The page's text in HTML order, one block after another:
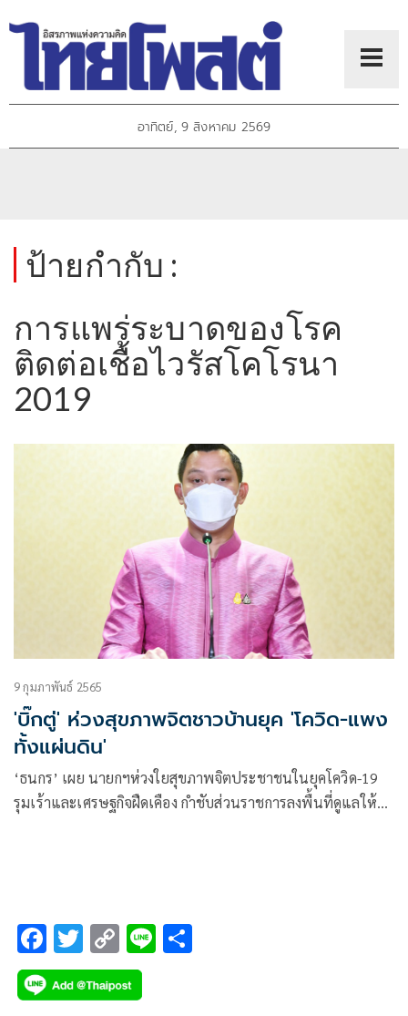
อาทิตย์, 9 สิงหาคม 2569
ป้ายกำกับ :
การแพร่ระบาดของโรค
ติดต่อเชื้อไวรัสโคโรนา
2019
9 กุมภาพันธ์ 2565
'บิ๊กตู่' ห่วงสุขภาพจิตชาวบ้านยุค 'โควิด-แพง
ทั้งแผ่นดิน'
‘ธนกร’ เผย นายกฯห่วงใยสุขภาพจิตประชาชนในยุคโควิด-19
รุมเร้าและเศรษฐกิจฝืดเคือง กำชับส่วนราชการลงพื้นที่ดูแลให้คำ
F
ac
e
T
wi
tt
C
o
p
Li